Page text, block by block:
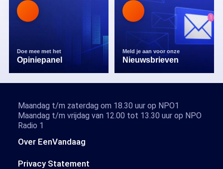
Doe mee met het
Opiniepanel
Meld je aan voor onze
Nieuwsbrieven
Over EenVandaag
Privacy Statement
Maandag t/m zaterdag om 18.30 uur op NPO1
Maandag t/m vrijdag van 12.00 tot 13.30 uur op NPO
Radio 1